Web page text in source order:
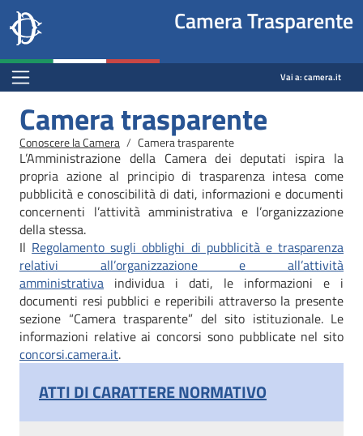
Salta al contenuto principale
Salta al menu di navigazione
Site
header
block
Camera dei deputati
Camera Trasparente
Menu Bar block
Vai a:camera.it
Camera trasparente
Briciole di pane
Conoscere la Camera Camera trasparente
L’Amministrazione della Camera dei deputati ispira la
propria azione al principio di trasparenza intesa come
pubblicità e conoscibilità di dati, informazioni e documenti
concernenti l’attività amministrativa e l’organizzazione
della stessa.
Il Regolamento sugli obblighi di pubblicità e trasparenza
relativi all’organizzazione e all’attività
amministrativa individua i dati, le informazioni e i
documenti resi pubblici e reperibili attraverso la presente
sezione “Camera trasparente” del sito istituzionale. Le
informazioni relative ai concorsi sono pubblicate nel sito
concorsi.camera.it.
ATTI DI CARATTERE NORMATIVO
Fine pagina
Salta al contenuto principale
Salta al menu di navigazione
Vai a inizio pagina